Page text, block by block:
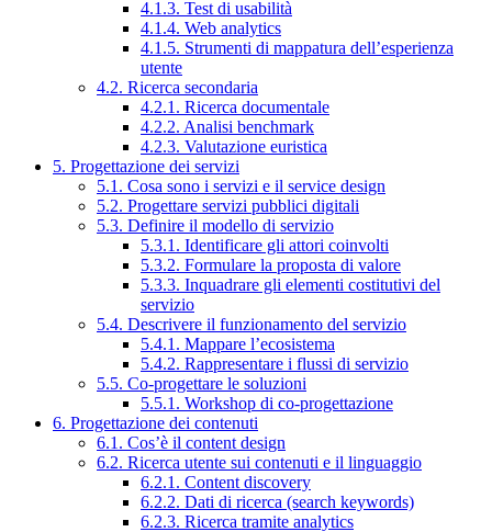
4.1.3. Test di usabilità
4.1.4. Web analytics
4.1.5. Strumenti di mappatura dell’esperienza
utente
4.2. Ricerca secondaria
4.2.1. Ricerca documentale
4.2.2. Analisi benchmark
4.2.3. Valutazione euristica
5. Progettazione dei servizi
5.1. Cosa sono i servizi e il service design
5.2. Progettare servizi pubblici digitali
5.3. Definire il modello di servizio
5.3.1. Identificare gli attori coinvolti
5.3.2. Formulare la proposta di valore
5.3.3. Inquadrare gli elementi costitutivi del
servizio
5.4. Descrivere il funzionamento del servizio
5.4.1. Mappare l’ecosistema
5.4.2. Rappresentare i flussi di servizio
5.5. Co-progettare le soluzioni
5.5.1. Workshop di co-progettazione
6. Progettazione dei contenuti
6.1. Cos’è il content design
6.2. Ricerca utente sui contenuti e il linguaggio
6.2.1. Content discovery
6.2.2. Dati di ricerca (search keywords)
6.2.3. Ricerca tramite analytics